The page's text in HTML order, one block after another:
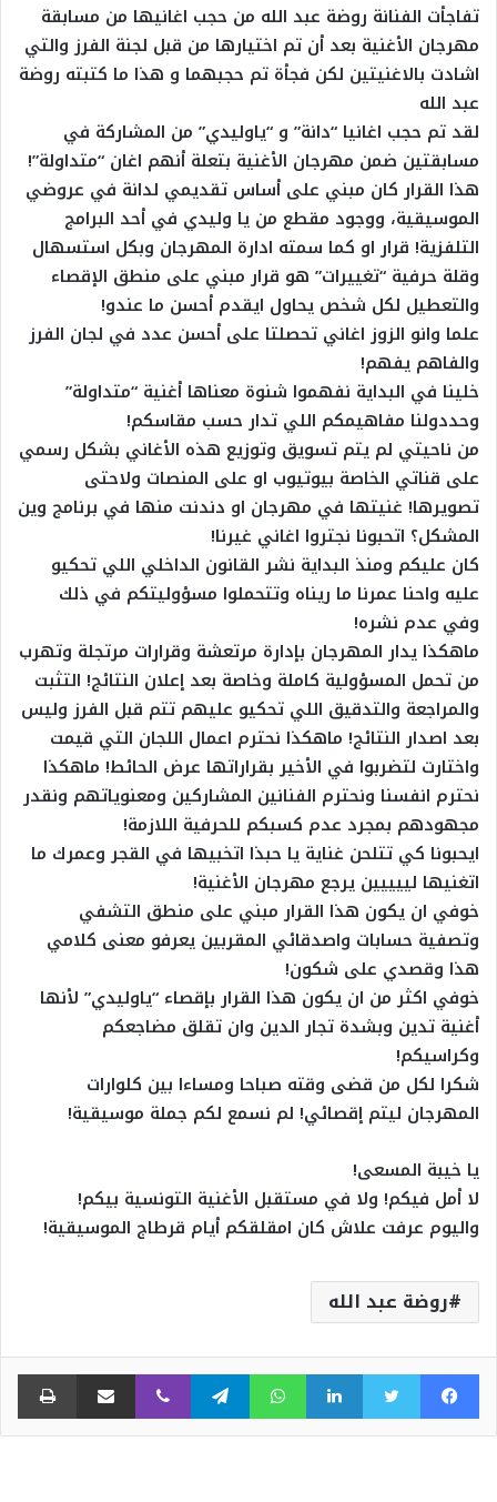
تفاجأت الفنانة روضة عبد الله من حجب اغانيها من مسابقة
مهرجان الأغنية بعد أن تم اختيارها من قبل لجنة الفرز والتي
اشادت بالاغنيتين لكن فجأة تم حجبهما و هذا ما كتبته روضة
عبد الله
لقد تم حجب اغانيا “دانة” و “ياوليدي” من المشاركة في
مسابقتين ضمن مهرجان الأغنية بتعلة أنهم اغان “متداولة”!
هذا القرار كان مبني على أساس تقديمي لدانة في عروضي
الموسيقية، ووجود مقطع من يا وليدي في أحد البرامج
التلفزية! قرار او كما سمته ادارة المهرجان وبكل استسهال
وقلة حرفية “تغييرات” هو قرار مبني على منطق الإقصاء
والتعطيل لكل شخص يحاول ايقدم أحسن ما عندو!
علما وانو الزوز اغاني تحصلتا على أحسن عدد في لجان الفرز
والفاهم يفهم!
خلينا في البداية نفهموا شنوة معناها أغنية “متداولة”
وحددولنا مفاهيمكم اللي تدار حسب مقاسكم!
من ناحيتي لم يتم تسويق وتوزيع هذه الأغاني بشكل رسمي
على قناتي الخاصة بيوتيوب او على المنصات ولاحتى
تصويرها! غنيتها في مهرجان او دندنت منها في برنامج وين
المشكل؟ اتحبونا نجتروا اغاني غيرنا!
كان عليكم ومنذ البداية نشر القانون الداخلي اللي تحكيو
عليه واحنا عمرنا ما ريناه وتتحملوا مسؤوليتكم في ذلك
وفي عدم نشره!
ماهكذا يدار المهرجان بإدارة مرتعشة وقرارات مرتجلة وتهرب
من تحمل المسؤولية كاملة وخاصة بعد إعلان النتائج! التثبت
والمراجعة والتدقيق اللي تحكيو عليهم تتم قبل الفرز وليس
بعد اصدار النتائج! ماهكذا نحترم اعمال اللجان التي قيمت
واختارت لتضربوا في الأخير بقراراتها عرض الحائط! ماهكذا
نحترم انفسنا ونحترم الفنانين المشاركين ومعنوياتهم ونقدر
مجهودهم بمجرد عدم كسبكم للحرفية اللازمة!
ايحبونا كي تتلحن غناية يا حبذا اتخبيها في القجر وعمرك ما
اتغنيها لييييين يرجع مهرجان الأغنية!
خوفي ان يكون هذا القرار مبني على منطق التشفي
وتصفية حسابات واصدقائي المقربين يعرفو معنى كلامي
هذا وقصدي على شكون!
خوفي اكثر من ان يكون هذا القرار بإقصاء “ياوليدي” لأنها
أغنية تدين وبشدة تجار الدين وان تقلق مضاجعكم
وكراسيكم!
شكرا لكل من قضى وقته صباحا ومساءا بين كلوارات
المهرجان ليتم إقصائي! لم نسمع لكم جملة موسيقية!
يا خيبة المسعى!
لا أمل فيكم! ولا في مستقبل الأغنية التونسية بيكم!
واليوم عرفت علاش كان امقلقكم أيام قرطاج الموسيقية!
روضة عبد الله
فيسبوكتويتر لينكدإنواتساب تيلقرام ڤايبر مشاركة عبر البريد